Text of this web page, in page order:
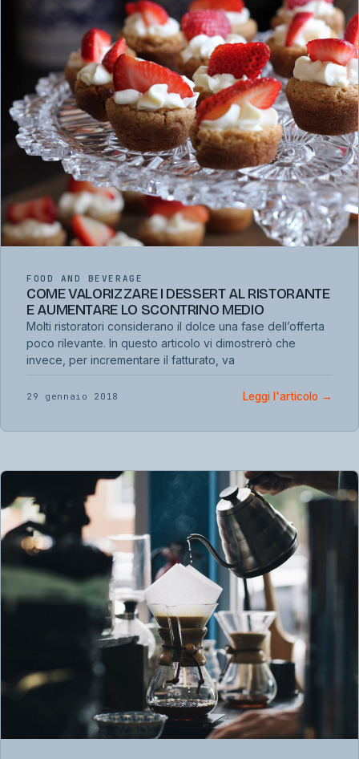
FOOD AND BEVERAGE
COME VALORIZZARE I DESSERT AL RISTORANTE
E AUMENTARE LO SCONTRINO MEDIO
Molti ristoratori considerano il dolce una fase dell’offerta
poco rilevante. In questo articolo vi dimostrerò che
invece, per incrementare il fatturato, va
29 gennaio 2018 Leggi l'articolo →